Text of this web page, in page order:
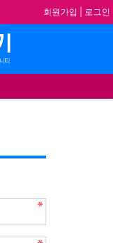
회원가입 로그인